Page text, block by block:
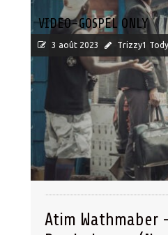
VIDEO-GOSPEL ONLY
3 août 2023 Trizzy1 Tody
Atim Wathmaber